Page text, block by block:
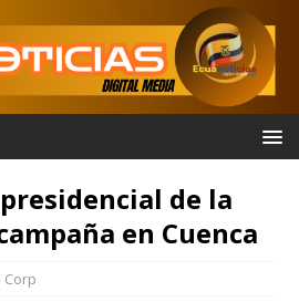
de la
en Cuenca
Corp